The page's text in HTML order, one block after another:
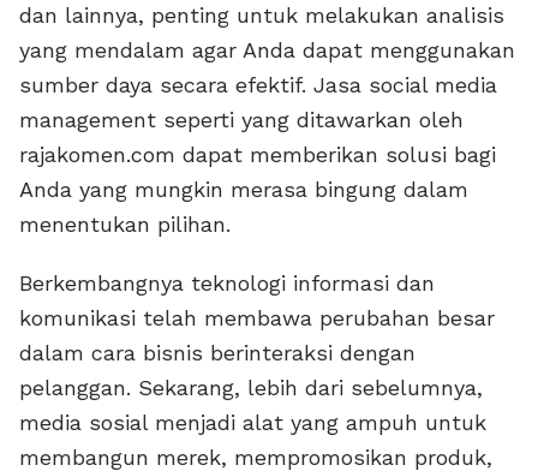
dan lainnya, penting untuk melakukan analisis
yang mendalam agar Anda dapat menggunakan
sumber daya secara efektif. Jasa social media
management seperti yang ditawarkan oleh
rajakomen.com dapat memberikan solusi bagi
Anda yang mungkin merasa bingung dalam
menentukan pilihan.
Berkembangnya teknologi informasi dan
komunikasi telah membawa perubahan besar
dalam cara bisnis berinteraksi dengan
pelanggan. Sekarang, lebih dari sebelumnya,
media sosial menjadi alat yang ampuh untuk
membangun merek, mempromosikan produk,